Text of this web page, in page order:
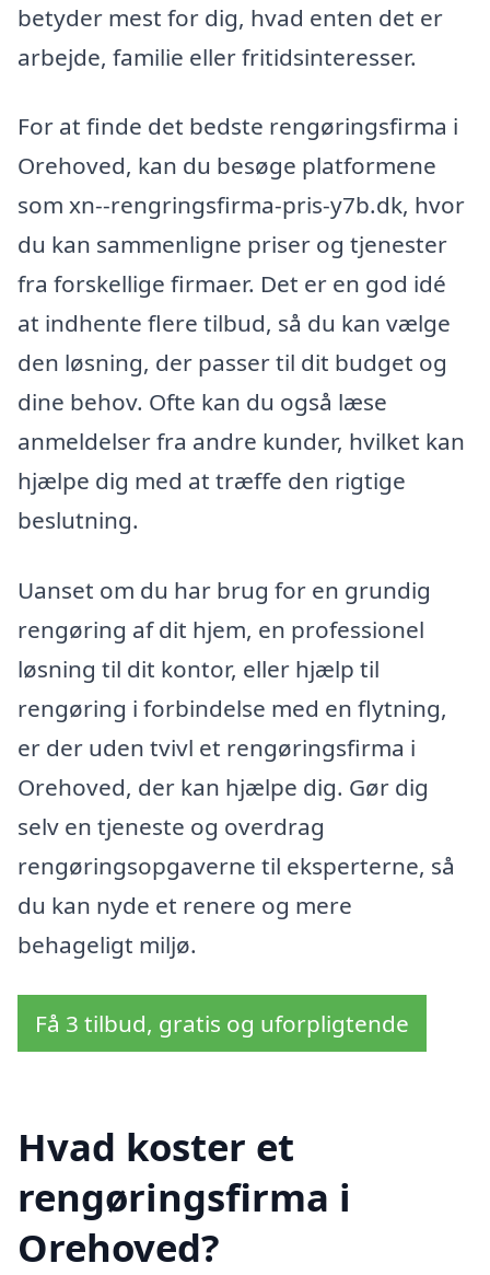
betyder mest for dig, hvad enten det er
arbejde, familie eller fritidsinteresser.
For at finde det bedste rengøringsfirma i
Orehoved, kan du besøge platformene
som xn--rengringsfirma-pris-y7b.dk, hvor
du kan sammenligne priser og tjenester
fra forskellige firmaer. Det er en god idé
at indhente flere tilbud, så du kan vælge
den løsning, der passer til dit budget og
dine behov. Ofte kan du også læse
anmeldelser fra andre kunder, hvilket kan
hjælpe dig med at træffe den rigtige
beslutning.
Uanset om du har brug for en grundig
rengøring af dit hjem, en professionel
løsning til dit kontor, eller hjælp til
rengøring i forbindelse med en flytning,
er der uden tvivl et rengøringsfirma i
Orehoved, der kan hjælpe dig. Gør dig
selv en tjeneste og overdrag
rengøringsopgaverne til eksperterne, så
du kan nyde et renere og mere
behageligt miljø.
Få 3 tilbud, gratis og uforpligtende
Hvad koster et
rengøringsfirma i
Orehoved?